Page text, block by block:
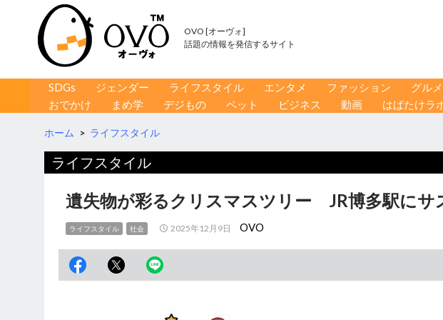
OVO [オーヴォ]
話題の情報を発信するサイト
コンテンツへ移動
SDGs ジェンダー ライフスタイル エンタメ ファッション グルメ
おでかけ
まめ学 デジもの ペット ビジネス 動画 はばたけラ
ホーム > ライフスタイル
ライフスタイル
遺失物が彩るクリスマスツリー JR博多駅にサ
ライフスタイル 社会 2025年12月9日 OVO